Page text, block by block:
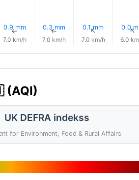
0.9 mm
↑
7.0 km/h
0.3 mm
↑
7.0 km/h
0.1 mm
↑
7.0 km/h
0.0↑
6.0
(AQI)
UK DEFRA indekss
for Environment, Food & Rural Affairs